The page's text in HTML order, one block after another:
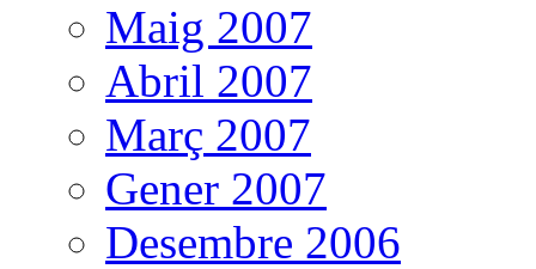
Maig 2007
Abril 2007
Març 2007
Gener 2007
Desembre 2006